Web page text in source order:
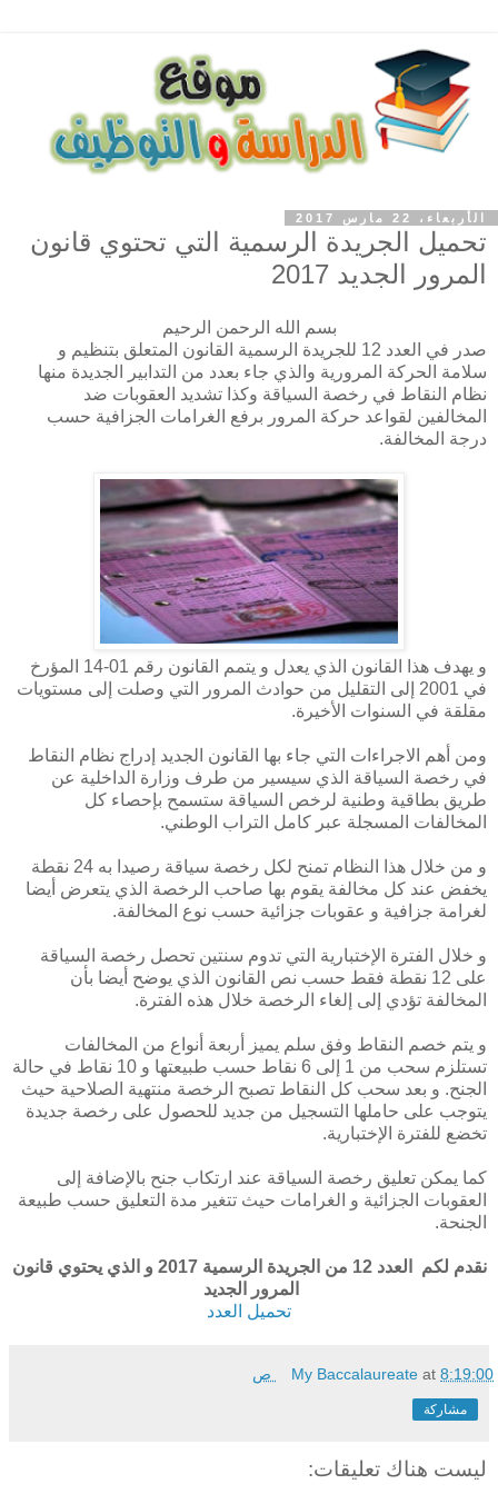
الأربعاء، 22 مارس 2017
تحميل الجريدة الرسمية التي تحتوي قانون
المرور الجديد 2017
بسم الله الرحمن الرحيم
صدر في العدد 12 للجريدة الرسمية القانون المتعلق بتنظيم و
سلامة الحركة المرورية والذي جاء بعدد من التدابير الجديدة منها
نظام النقاط في رخصة السياقة وكذا تشديد العقوبات ضد
المخالفين لقواعد حركة المرور برفع الغرامات الجزافية حسب
درجة المخالفة.
و يهدف هذا القانون الذي يعدل و يتمم القانون رقم 01-14 المؤرخ
في 2001 إلى التقليل من حوادث المرور التي وصلت إلى مستويات
مقلقة في السنوات الأخيرة.
ومن أهم الاجراءات التي جاء بها القانون الجديد إدراج نظام النقاط
في رخصة السياقة الذي سيسير من طرف وزارة الداخلية عن
طريق بطاقية وطنية لرخص السياقة ستسمح بإحصاء كل
المخالفات المسجلة عبر كامل التراب الوطني.
و من خلال هذا النظام تمنح لكل رخصة سياقة رصيدا به 24 نقطة
يخفض عند كل مخالفة يقوم بها صاحب الرخصة الذي يتعرض أيضا
لغرامة جزافية و عقوبات جزائية حسب نوع المخالفة.
و خلال الفترة الإختبارية التي تدوم سنتين تحصل رخصة السياقة
على 12 نقطة فقط حسب نص القانون الذي يوضح أيضا بأن
المخالفة تؤدي إلى إلغاء الرخصة خلال هذه الفترة.
و يتم خصم النقاط وفق سلم يميز أربعة أنواع من المخالفات
تستلزم سحب من 1 إلى 6 نقاط حسب طبيعتها و 10 نقاط في حالة
الجنح. و بعد سحب كل النقاط تصبح الرخصة منتهية الصلاحية حيث
يتوجب على حاملها التسجيل من جديد للحصول على رخصة جديدة
تخضع للفترة الإختبارية.
كما يمكن تعليق رخصة السياقة عند ارتكاب جنح بالإضافة إلى
العقوبات الجزائية و الغرامات حيث تتغير مدة التعليق حسب طبيعة
الجنحة.
نقدم لكم العدد 12 من الجريدة الرسمية 2017 و الذي يحتوي قانون
المرور الجديد
تحميل العدد
My Baccalaureateat8:19:00 ص
مشاركة
ليست هناك تعليقات: